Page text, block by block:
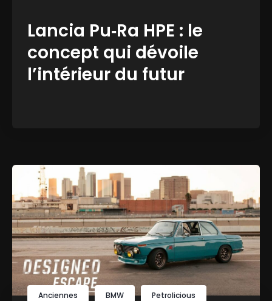
Lancia Pu‑Ra HPE : le
concept qui dévoile
l’intérieur du futur
Anciennes BMW Petrolicious